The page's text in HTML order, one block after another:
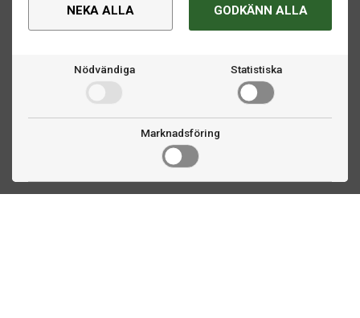
NEKA ALLA GODKÄNN ALLA
Nödvändiga Statistiska
Marknadsföring